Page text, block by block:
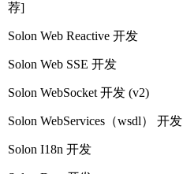
荐]
Solon Web Reactive 开发
Solon Web SSE 开发
Solon WebSocket 开发 (v2)
Solon WebServices（wsdl） 开发
Solon I18n 开发